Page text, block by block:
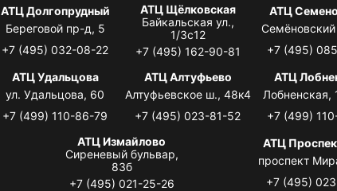
АТЦ Долгопрудный
Береговой пр-д, 5
+7 (495) 032-08-22
АТЦ Щёлковская
Байкальская ул.,
1/3с12
+7 (495) 162-90-81
АТЦ
+7 (495)
АТЦ Удальцова
ул. Удальцова, 60
+7 (499) 110-86-79
АТЦ Алтуфьево
Алтуфьевское ш., 48к4
+7 (495) 023-81-52
АТЦ
Лобненская,
+7 (499)
АТЦ Измайлово
Сиреневый бульвар,
83б
+7 (495) 021-25-26
АТЦ
проспект
+7 (495)